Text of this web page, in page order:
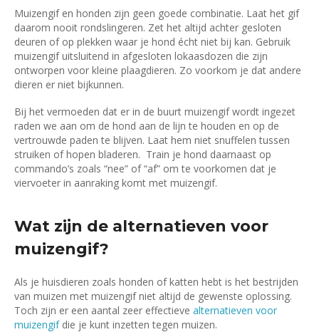
Muizengif en honden zijn geen goede combinatie. Laat het gif
daarom nooit rondslingeren. Zet het altijd achter gesloten
deuren of op plekken waar je hond écht niet bij kan. Gebruik
muizengif uitsluitend in afgesloten lokaasdozen die zijn
ontworpen voor kleine plaagdieren. Zo voorkom je dat andere
dieren er niet bijkunnen.
Bij het vermoeden dat er in de buurt muizengif wordt ingezet
raden we aan om de hond aan de lijn te houden en op de
vertrouwde paden te blijven. Laat hem niet snuffelen tussen
struiken of hopen bladeren. Train je hond daarnaast op
commando’s zoals “nee” of “af” om te voorkomen dat je
viervoeter in aanraking komt met muizengif.
Wat zijn de alternatieven voor
muizengif?
Als je huisdieren zoals honden of katten hebt is het bestrijden
van muizen met muizengif niet altijd de gewenste oplossing.
Toch zijn er een aantal zeer effectieve alternatieven voor
muizengifdie je kunt inzetten tegen muizen.